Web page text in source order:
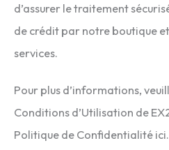
d’assurer le traitement
de crédit par notre boutique
services.
Pour plus d’informations,
Conditions d’Utilisation de
Politique de Confidentialité ici.